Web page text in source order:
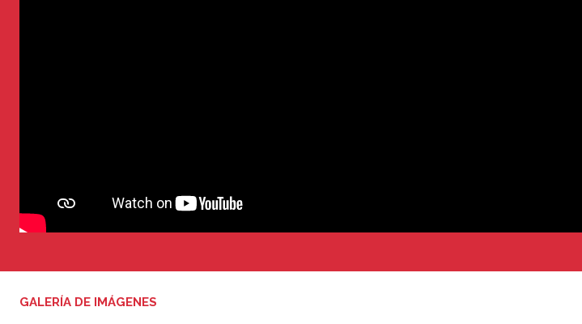
GALERÍA DE IMÁGENES